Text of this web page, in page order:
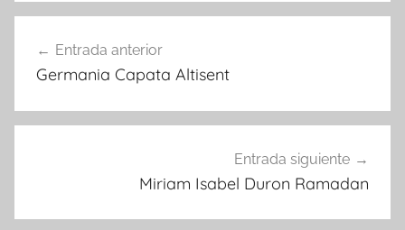
de
Entrada anterior
Germania Capata Altisent
Entrada siguiente
Miriam Isabel Duron Ramadan